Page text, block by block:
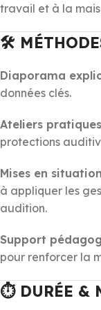
travail et à la
🛠️
Diaporama
données clés.
Ateliers pratiques
protections
Mises en situation
à appliquer les
audition.
Support
pour renforcer la
⏱️ DURÉE &